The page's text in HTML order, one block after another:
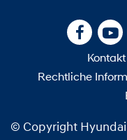
Kontakt
Rechtliche
© Copyright